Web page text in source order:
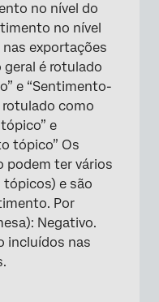
no nível do
no nível
exportações
é rotulado
e “Sentimento-
rotulado como
e
tópico” Os
podem ter vários
tópicos) e são
Por
Negativo.
incluídos nas